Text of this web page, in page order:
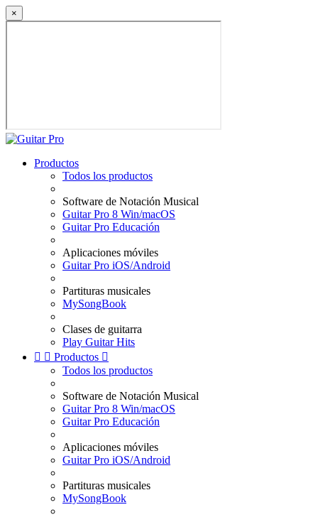
×
Productos
Todos los productos
Software de Notación Musical
Guitar Pro 8 Win/macOS
Guitar Pro Educación
Aplicaciones móviles
Guitar Pro iOS/Android
Partituras musicales
MySongBook
Clases de guitarra
Play Guitar Hits
  Productos 
Todos los productos
Software de Notación Musical
Guitar Pro 8 Win/macOS
Guitar Pro Educación
Aplicaciones móviles
Guitar Pro iOS/Android
Partituras musicales
MySongBook